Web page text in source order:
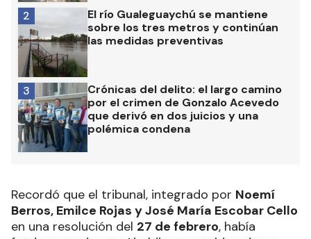
El río Gualeguaychú se mantiene
sobre los tres metros y continúan
las medidas preventivas
2
Crónicas del delito: el largo camino
por el crimen de Gonzalo Acevedo
que derivó en dos juicios y una
polémica condena
3
Recordó que el tribunal, integrado por Noemí
Berros, Emilce Rojas y José María Escobar Cello
en una resolución del 27 de febrero, había